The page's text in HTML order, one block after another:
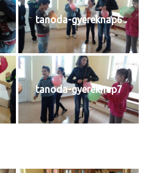
tanoda-gyereknap6
tanoda-gyereknap7